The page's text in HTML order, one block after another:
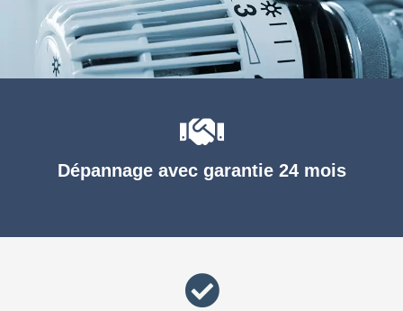
Dépannage avec garantie 24 mois